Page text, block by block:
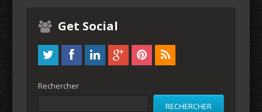
Get Social
Rechercher
RECHERCHER